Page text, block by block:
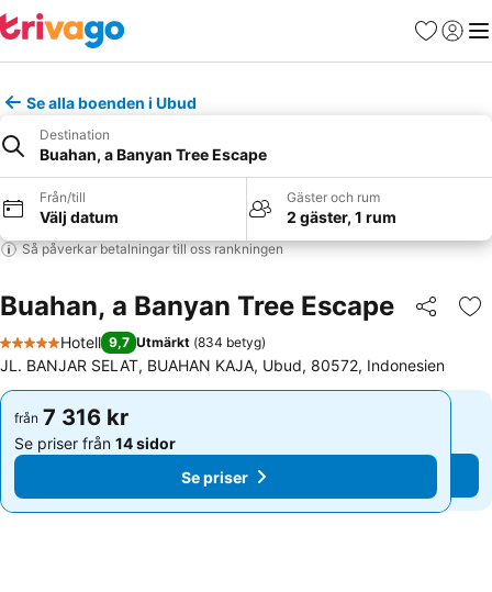
Favoriter
Logga
Se alla boenden i Ubud
Destination
Buahan, a Banyan Tree Escape
Från/till
Välj datum
Gäster och rum
2 gäster, 1 rum
Så påverkar betalningar till oss rankningen
Buahan, a Banyan Tree Escape Dela
5 Stjärnor
Hotell 9,7 Utmärkt (834 betyg)
JL. BANJAR SELAT, BUAHAN KAJA, Ubud, 80572, Indonesien
från 7 316 kr
Se priser från 14 sidor
Se priser
från 7 316 kr
Se priser från 14 sidor
Se priser